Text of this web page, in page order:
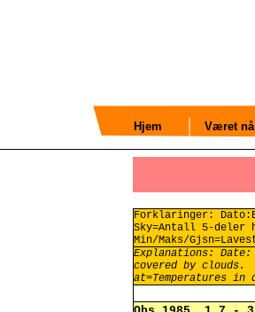
Hjem Været nå